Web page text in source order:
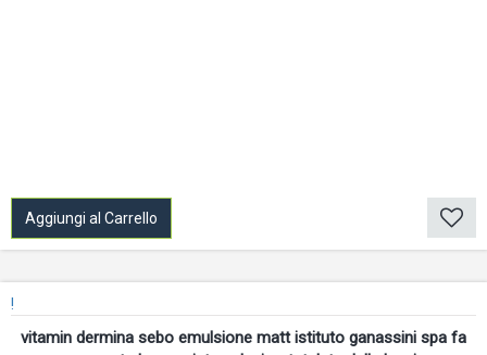
Aggiungi al Carrello
!
vitamin dermina sebo emulsione matt istituto ganassini spa fa